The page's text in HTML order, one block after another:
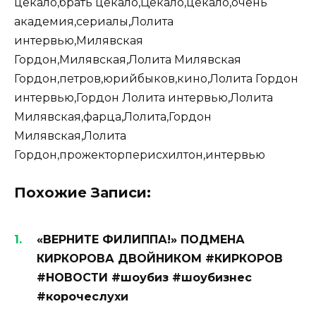
академия,сериалы,Лолита
интервью,Милявская
Гордон,Милявская,Лолита Милявская
Гордон,петров,юрийбыков,кино,Лолита Гордон
интервью,Гордон Лолита интервью,Лолита
Милявская,фарца,Лолита,Гордон
Милявская,Лолита
Гордон,прожекторперисхилтон,интервью
Похожие Записи:
«ВЕРНИТЕ ФИЛИППА!» ПОДМЕНА
КИРКОРОВА ДВОЙНИКОМ #КИРКОРОВ
#НОВОСТИ #шоубиз #шоубизнес
#корочеслухи